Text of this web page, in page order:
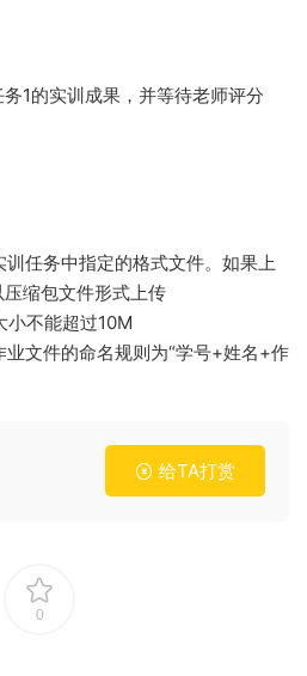
1的实训成果，并等待老师评分
任务中指定的格式文件。如果上
缩包文件形式上传
小不能超过10M
文件的命名规则为“学号+姓名+作
给TA打赏
0